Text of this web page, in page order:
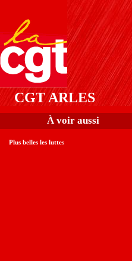
CGT ARLES
À voir aussi
Plus belles les luttes